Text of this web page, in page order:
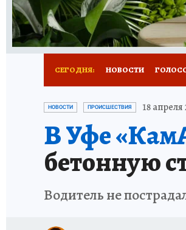
СЕГОДНЯ: НОВОСТИ
ЗАПОВЕДНАЯ
НОВОСТИ ПРОИСШЕСТВИЯ 18 апреля
В Уфе
бетонную
Водитель не